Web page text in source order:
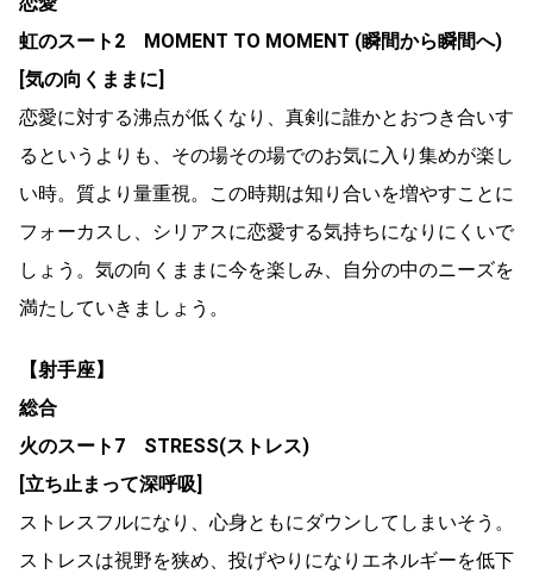
虹のスート2 MOMENT TO MOMENT (瞬間から瞬間へ)
[気の向くままに]
恋愛に対する沸点が低くなり、真剣に誰かとおつき合いす
るというよりも、その場その場でのお気に入り集めが楽し
い時。質より量重視。この時期は知り合いを増やすことに
フォーカスし、シリアスに恋愛する気持ちになりにくいで
しょう。気の向くままに今を楽しみ、自分の中のニーズを
満たしていきましょう。
【射手座】
総合
火のスート7 STRESS(ストレス)
[立ち止まって深呼吸]
ストレスフルになり、心身ともにダウンしてしまいそう。
ストレスは視野を狭め、投げやりになりエネルギーを低下